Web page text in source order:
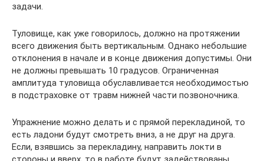
задачи.
Туловище, как уже говорилось, должно на протяжении
всего движения быть вертикальным. Однако небольшие
отклонения в начале и в конце движения допустимы. Они
не должны превышать 10 градусов. Ограниченная
амплитуда туловища обуславливается необходимостью
в подстраховке от травм нижней части позвоночника.
Упражнение можно делать и с прямой перекладиной, то
есть ладони будут смотреть вниз, а не друг на друга.
Если, взявшись за перекладину, направить локти в